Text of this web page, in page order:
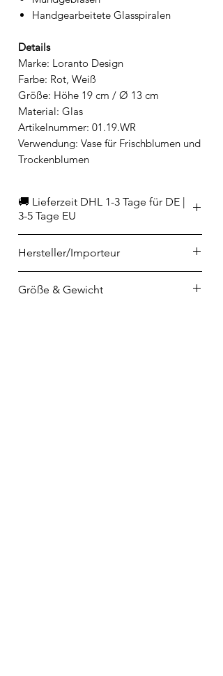
Handgearbeitete Glasspiralen
Details
Marke: Loranto Design
Farbe: Rot, Weiß
Größe: Höhe 19 cm / Ø 13 cm
Material: Glas
Artikelnummer: 01.19.WR
Verwendung: Vase für Frischblumen und
Trockenblumen
🚚 Lieferzeit DHL 1-3 Tage für DE |
3-5 Tage EU
Hersteller/Importeur
Tinsteden 4F
Größe & Gewicht